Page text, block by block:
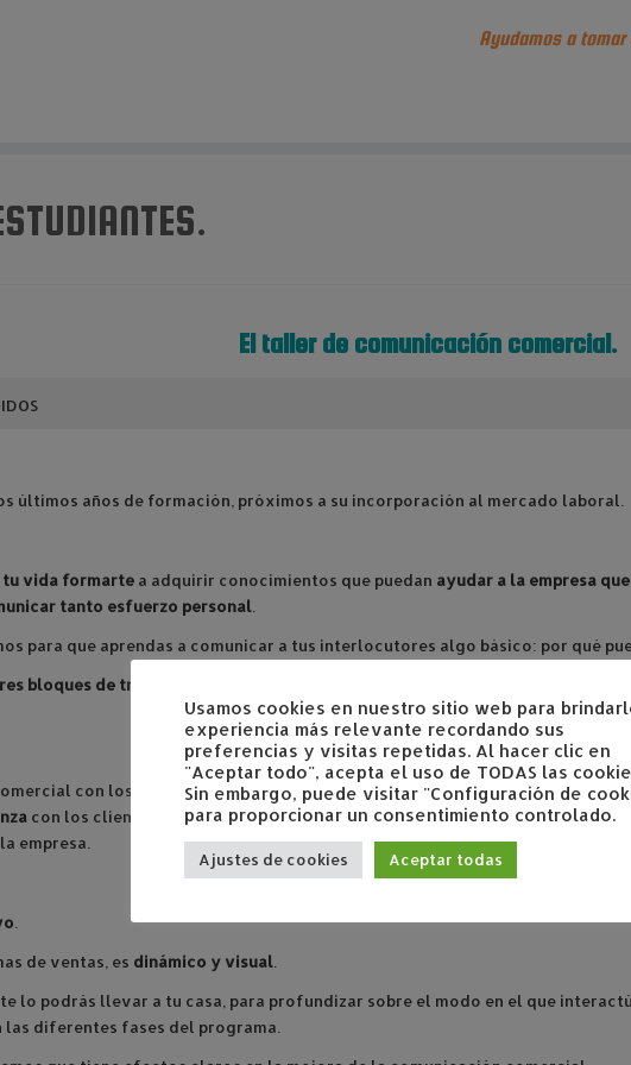
Ayudamos a
El taller de comunicación comercial.
últimos años de formación, próximos a su incorporación al mercado laboral.
tu vida formarte a adquirir conocimientos que puedan ayudar a la empresa
tanto esfuerzo personal
para que aprendas a comunicar a tus interlocutores algo básico: por qué
bloques de tres horas,
en los que los alumnos (10 máximo por curso) van
con los clientes.
con los clientes.
empresa.
de ventas, es dinámico y visual
lo podrás llevar a tu casa, para profundizar sobre el modo en el que
diferentes fases del programa.
Usamos cookies en nuestro sitio web para
experiencia más relevante recordando sus
preferencias y visitas repetidas. Al hacer clic en
"Aceptar todo", acepta el uso de TODAS las
Sin embargo, puede visitar "Configuración de
para proporcionar un consentimiento controlado.
Ajustes de cookies Aceptar todas